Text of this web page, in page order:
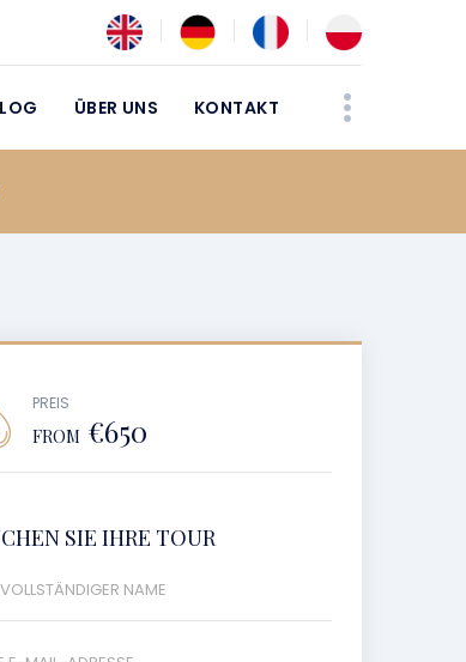
ÜBER UNS KONTAKT
PREIS
FROM €650
SIE IHRE TOUR